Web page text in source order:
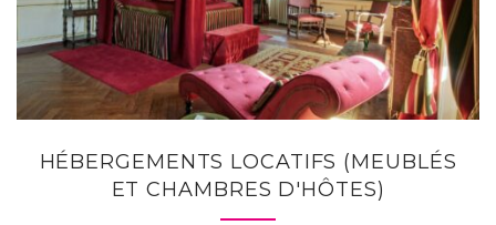
HÉBERGEMENTS LOCATIFS (MEUBLÉS
ET CHAMBRES D'HÔTES)